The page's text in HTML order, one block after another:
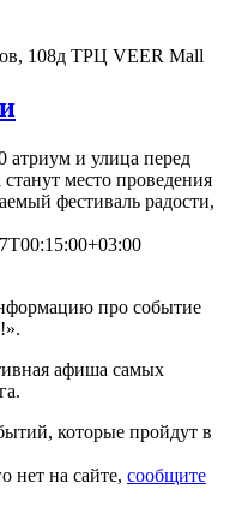
108д ТРЦ VEER Mall
атриум и улица перед
место проведения
фестиваль радости,
про событие
афиша самых
которые пройдут в
нет на сайте, сообщите